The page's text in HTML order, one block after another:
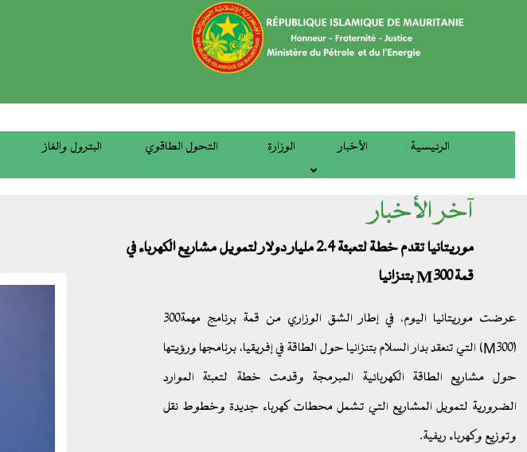
الرئيسية الأخبار الوزارة التحول الطاقوي البترول والغاز
آخر الأخبار
موريتانيا تقدم خطة لتعبئة 2.4 مليار دولار لتمويل مشاريع الكهرباء في
قمة M300 بتنزانيا
عرضت موريتانيا اليوم، في إطار الشق الوزاري من قمة برنامج مهمة300
(M300) التي تنعقد بدار السلام بتنزانيا حول الطاقة في إفريقيا، برنامجها ورؤيتها
حول مشاريع الطاقة الكهربائية المبرمجة وقدمت خطة لتعبئة الموارد
الضرورية لتمويل المشاريع التي تشمل محطات كهرباء جديدة وخطوط نقل
وتوزيع وكهرباء ريفية.